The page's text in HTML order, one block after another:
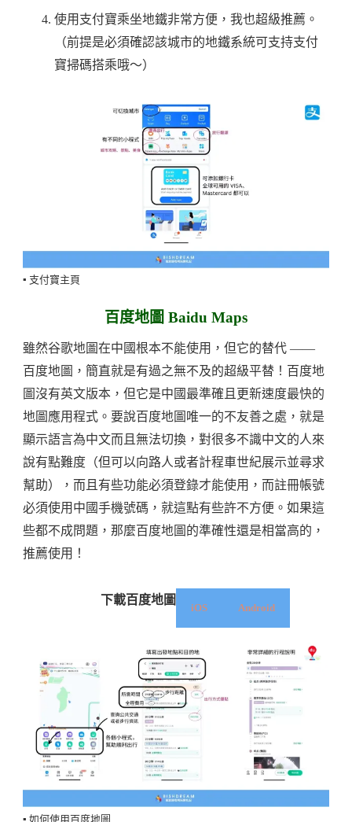
使用支付寶乘坐地鐵非常方便，我也超級推薦。
（前提是必須確認該城市的地鐵系統可支持支付
寶掃碼搭乘哦～）
▪️ 支付寶主頁
百度地圖 Baidu Maps
雖然谷歌地圖在中國根本不能使用，但它的替代 ——
百度地圖，簡直就是有過之無不及的超級平替！百度地
圖沒有英文版本，但它是中國最準確且更新速度最快的
地圖應用程式。要說百度地圖唯一的不友善之處，就是
顯示語言為中文而且無法切換，對很多不識中文的人來
說有點難度（但可以向路人或者計程車世紀展示並尋求
幫助），而且有些功能必須登錄才能使用，而註冊帳號
必須使用中國手機號碼，就這點有些許不方便。如果這
些都不成問題，那麼百度地圖的準確性還是相當高的，
推薦使用！
下載百度地圖
iOS Android
▪️ 如何使用百度地圖